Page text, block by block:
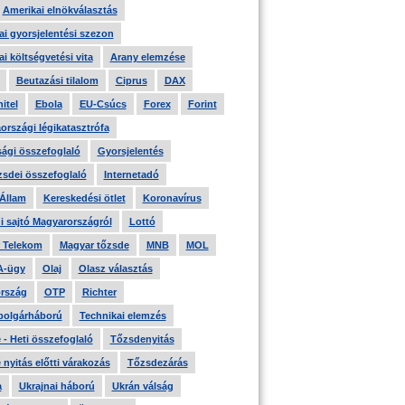
Amerikai elnökválasztás
gyorsjelentési szezon
költségvetési vita Arany elemzése
Beutazási tilalom Ciprus DAX
Ebola EU-Csúcs Forex Forint
légikatasztrófa
összefoglaló Gyorsjelentés
összefoglaló Internetadó
Kereskedési ötlet Koronavírus
sajtó Magyarországról Lottó
Telekom Magyar tőzsde MNB MOL
ügy Olaj Olasz választás
OTP Richter
Technikai elemzés
- Heti összefoglaló Tőzsdenyitás
nyitás előtti várakozás Tőzsdezárás
Ukrajnai háború Ukrán válság